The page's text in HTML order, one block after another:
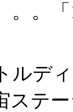
。。
ルデ
ステ